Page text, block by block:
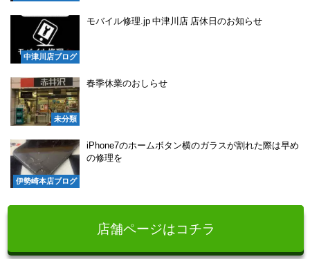
中津川店ブログ
モバイル修理.jp 中津川店 店休日のお知らせ
未分類
春季休業のおしらせ
伊勢崎本店ブログ
iPhone7のホームボタン横のガラスが割れた際は早め
の修理を
店舗ページはコチラ